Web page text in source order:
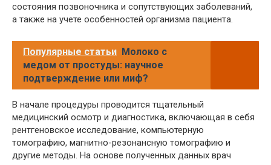
состояния позвоночника и сопутствующих заболеваний,
а также на учете особенностей организма пациента.
Популярные статьи Молоко с
медом от простуды: научное
подтверждение или миф?
В начале процедуры проводится тщательный
медицинский осмотр и диагностика, включающая в себя
рентгеновское исследование, компьютерную
томографию, магнитно-резонансную томографию и
другие методы. На основе полученных данных врач